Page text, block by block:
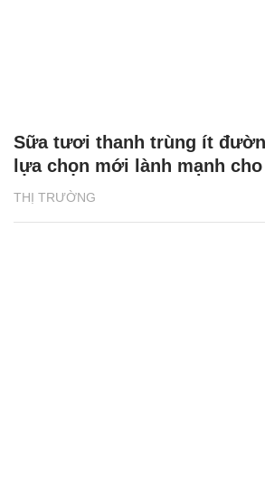
THỊ TRƯỜNG
Sữa tươi thanh trùng ít
lựa chọn mới lành mạnh